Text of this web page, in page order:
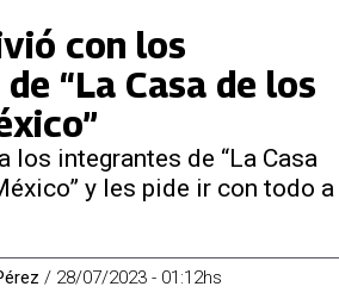
con los
“La Casa de los
los integrantes de “La Casa
y les pide ir con todo a
/ 28/07/2023 - 01:12hs